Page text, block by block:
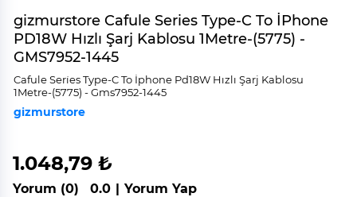
gizmurstore Cafule Series Type-C To İPhone
PD18W Hızlı Şarj Kablosu 1Metre-(5775) -
GMS7952-1445
Cafule Seri̇es Type-C To İphone Pd18W Hızlı Şarj Kablosu
1Metre-(5775) - Gms7952-1445
gizmurstore
1.048,79 ₺
Yorum (0) 0.0 | Yorum Yap